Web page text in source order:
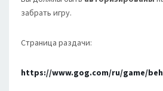
забрать игру.
Страница раздачи:
https://www.gog.com/ru/game/